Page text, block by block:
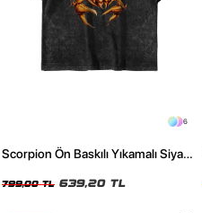
6
Scorpion Ön Baskılı Yıkamalı Siyah
799,00 TL 639,20 TL